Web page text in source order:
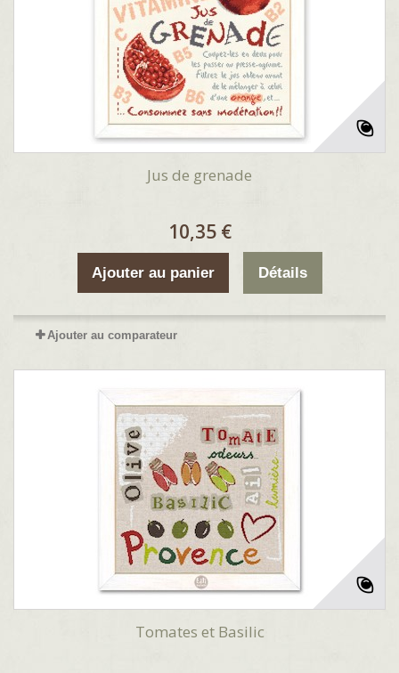
Jus de grenade
10,35 €
Ajouter au panier Détails
Ajouter au comparateur
Tomates et Basilic